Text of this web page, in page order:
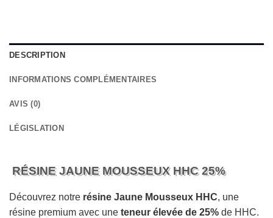
DESCRIPTION
INFORMATIONS COMPLÉMENTAIRES
AVIS (0)
LÉGISLATION
RÉSINE JAUNE MOUSSEUX HHC 25%
Découvrez notre résine Jaune Mousseux HHC, une
résine premium avec une teneur élevée de 25% de HHC.